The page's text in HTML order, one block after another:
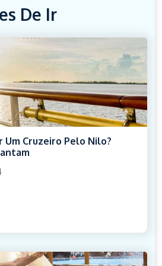
De Ir
Um Cruzeiro Pelo Nilo?